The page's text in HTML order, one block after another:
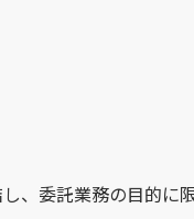
、委託業務の目的に